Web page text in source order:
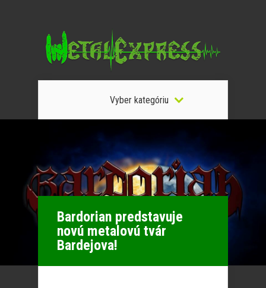
Vyber kategóriu
Bardorian predstavuje
novú metalovú tvár
Bardejova!